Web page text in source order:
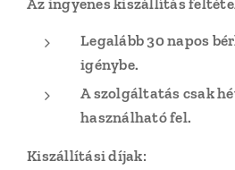
Az ingyenes kiszállítás
Legalább 30 napos
igénybe.
A szolgáltatás csak
használható fel.
Kiszállítási díjak: